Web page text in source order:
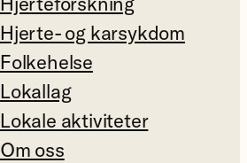
Hjerte- og karsykdom
Folkehelse
Lokallag
Lokale aktiviteter
Om oss